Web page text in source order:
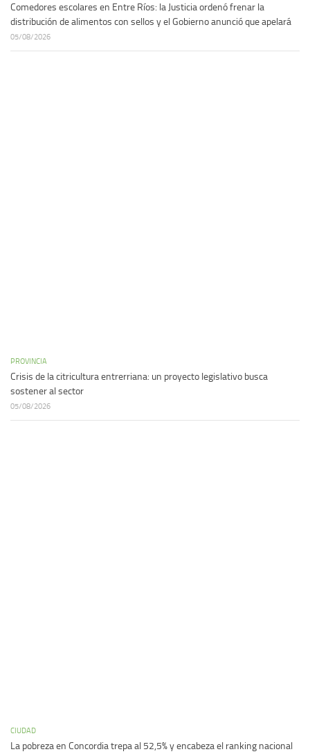
Comedores escolares en Entre Ríos: la Justicia ordenó frenar la
distribución de alimentos con sellos y el Gobierno anunció que apelará
05/08/2026
PROVINCIA
Crisis de la citricultura entrerriana: un proyecto legislativo busca
sostener al sector
05/08/2026
CIUDAD
La pobreza en Concordia trepa al 52,5% y encabeza el ranking nacional